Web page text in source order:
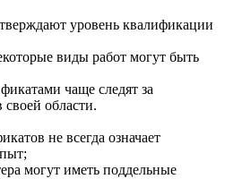
уровень квалификации
виды работ могут быть
чаще следят за
области.
не всегда означает
могут иметь поддельные